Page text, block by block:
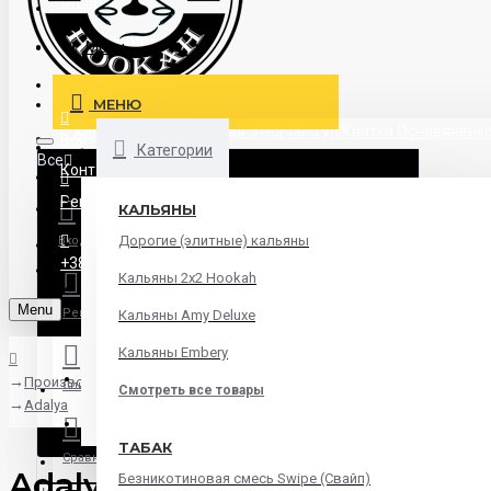
Дегустации
Блог
г. Харьков пл.Павловская 5 (начало ул.Квитки
Контакты
Все
Аксессуары
Кальяны
Вход
Регистрация
Список желаний
Сравнить
Menu
МЕНЮ
Категории
КАЛЬЯНЫ
Дорогие (элитные) кальяны
Кальяны 2х2 Hookah
Кальяны Amy Deluxe
Кальяны Embery
Смотреть все товары
ТАБАК
Безникотиновая смесь Swipe (Свайп)
Регистрация
+38 (095) 945 04 33
Menu
Производители
Adalya